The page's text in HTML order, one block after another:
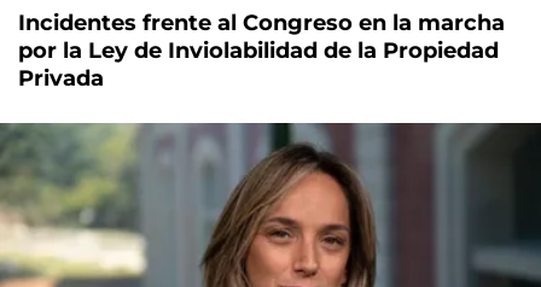
Incidentes frente al Congreso en la marcha
por la Ley de Inviolabilidad de la Propiedad
Privada